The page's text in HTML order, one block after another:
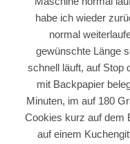
habe ich wieder
normal
gewünschte Länge
schnell läuft, auf Stop
mit Backpapier
Minuten, im auf 180
Cookies kurz auf dem
auf einem